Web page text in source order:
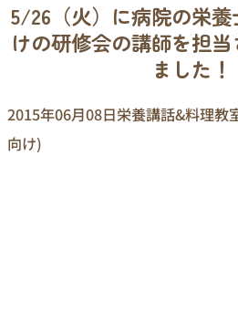
5/26（火）に病院の栄
けの研修会の講師を担
ました！
2015年06月08日栄養講話&料理教
向け)